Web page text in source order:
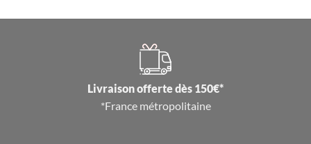
Livraison offerte dès 150€*
*France métropolitaine